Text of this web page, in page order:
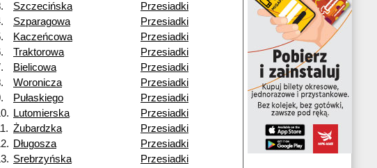
Szczecińska
Przesiadki
Szparagowa
Przesiadki
Kaczeńcowa
Przesiadki
Traktorowa
Przesiadki
Bielicowa
Przesiadki
Woronicza
Przesiadki
Pułaskiego
Przesiadki
Lutomierska
Przesiadki
Żubardzka
Przesiadki
Długosza
Przesiadki
Srebrzyńska
Przesiadki